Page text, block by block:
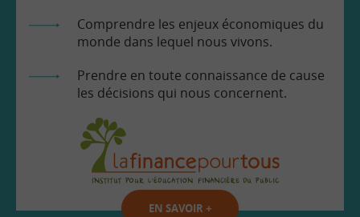
Comprendre les enjeux économiques du
monde dans lequel nous vivons.
Prendre en toute connaissance de cause
les décisions qui nous concernent.
EN SAVOIR +